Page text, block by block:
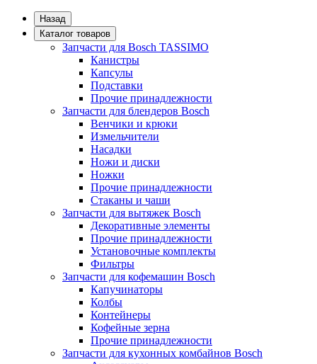
Назад
Каталог товаров
Запчасти для Bosch TASSIMO
Канистры
Капсулы
Подставки
Прочие принадлежности
Запчасти для блендеров Bosch
Венчики и крюки
Измельчители
Насадки
Ножи и диски
Ножки
Прочие принадлежности
Стаканы и чаши
Запчасти для вытяжек Bosch
Декоративные элементы
Прочие принадлежности
Установочные комплекты
Фильтры
Запчасти для кофемашин Bosch
Капучинаторы
Колбы
Контейнеры
Кофейные зерна
Прочие принадлежности
Запчасти для кухонных комбайнов Bosch